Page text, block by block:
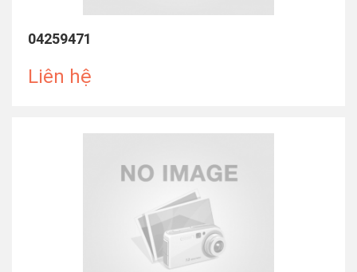
04259471
Liên hệ